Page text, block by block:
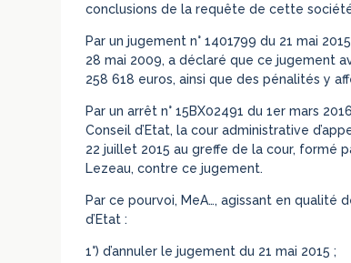
conclusions de la requête de cette
Par un jugement n° 1401799 du 21 mai
28 mai 2009, a déclaré que ce jugement
258 618 euros, ainsi que des pénalités y
Par un arrêt n° 15BX02491 du 1er mars
Conseil d’Etat, la cour administrative
22 juillet 2015 au greffe de la cour, formé
Lezeau, contre ce jugement.
Par ce pourvoi, MeA…, agissant en qualité
d’Etat :
1°) d’annuler le jugement du 21 mai 2015 ;